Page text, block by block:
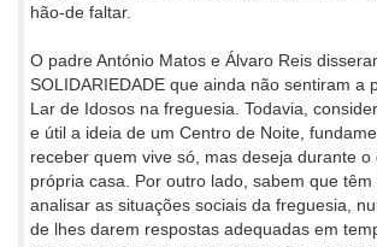
hão-de faltar.
O padre António Matos e Álvaro Reis
SOLIDARIEDADE que ainda não sentiram a
Lar de Idosos na freguesia. Todavia,
e útil a ideia de um Centro de Noite,
receber quem vive só, mas deseja durante o
própria casa. Por outro lado, sabem que
analisar as situações sociais da freguesia,
de lhes darem respostas adequadas em